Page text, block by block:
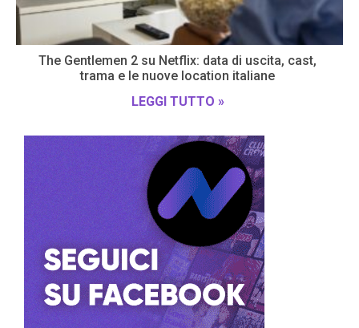
The Gentlemen 2 su Netflix: data di uscita, cast,
trama e le nuove location italiane
LEGGI TUTTO »